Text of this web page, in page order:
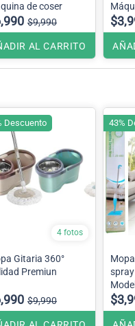
de coser
$9,990
AL CARRITO
4 fotos
Gitaria 360°
Premiun
metalico
mopa de
$9,990
Descuento
Mopa con rociador
43%